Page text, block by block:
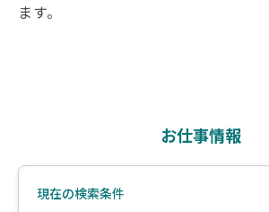
ます。
お仕事情報
現在の検索条件